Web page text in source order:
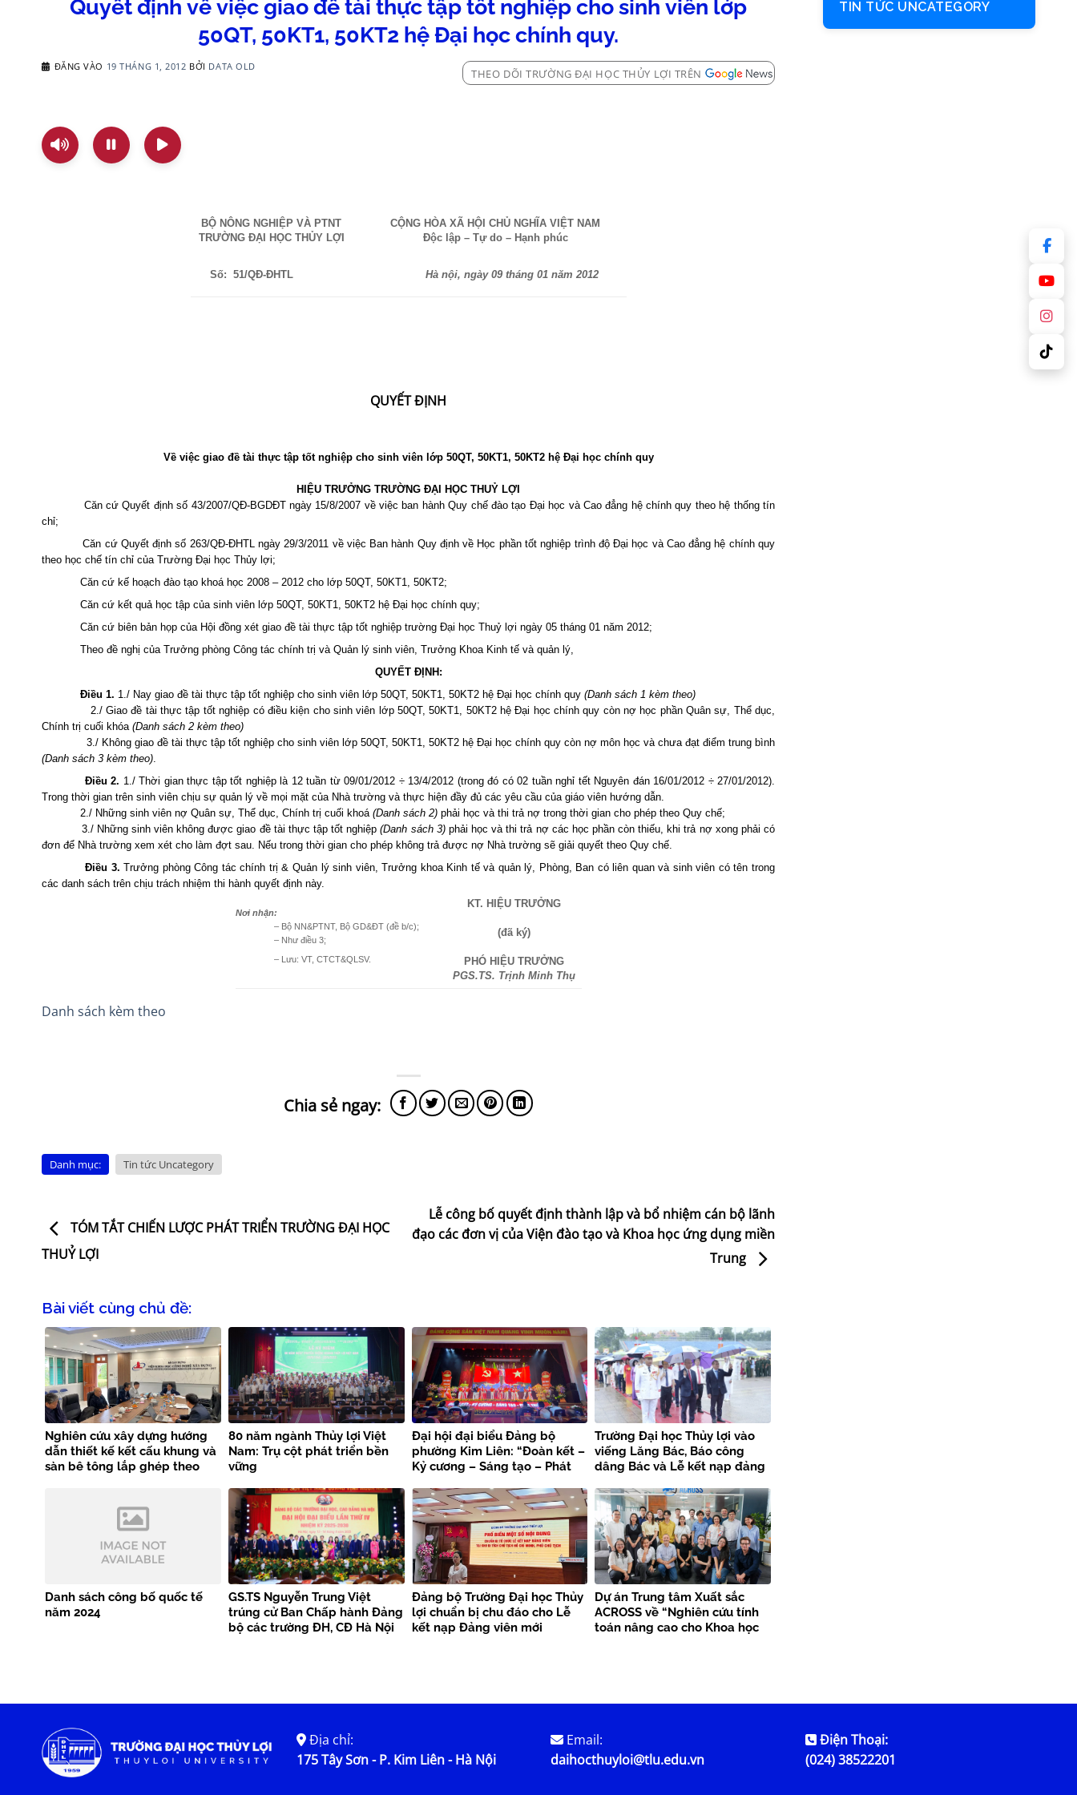
Quyết định về việc giao đề tài thực tập tốt nghiệp cho sinh viên lớp
50QT, 50KT1, 50KT2 hệ Đại học chính quy.
ĐĂNG VÀO 19 THÁNG 1, 2012 BỞI DATA OLD
THEO DÕI TRƯỜNG ĐẠI HỌC THỦY LỢI TRÊN
BỘ NÔNG NGHIỆP VÀ PTNT
TRƯỜNG ĐẠI HỌC THỦY LỢI
Số: 51/QĐ-ĐHTL
CỘNG HÒA XÃ HỘI CHỦ NGHĨA VIỆT NAM
Độc lập – Tự do – Hạnh phúc
Hà nội, ngày 09 tháng 01 năm 2012
QUYẾT ĐỊNH
Về việc giao đề tài thực tập tốt nghiệp cho sinh viên lớp 50QT, 50KT1, 50KT2 hệ Đại học chính quy
HIỆU TRƯỞNG TRƯỜNG ĐẠI HỌC THUỶ LỢI
Căn cứ Quyết định số 43/2007/QĐ-BGDĐT ngày 15/8/2007 về việc ban hành Quy chế đào tạo Đại học và Cao đẳng hệ chính quy theo hệ thống tín
chỉ;
Căn cứ Quyết định số 263/QĐ-ĐHTL ngày 29/3/2011 về việc Ban hành Quy định về Học phần tốt nghiệp trình độ Đại học và Cao đẳng hệ chính quy
theo học chế tín chỉ của Trường Đại học Thủy lợi;
Căn cứ kế hoạch đào tạo khoá học 2008 – 2012 cho lớp 50QT, 50KT1, 50KT2;
Căn cứ kết quả học tập của sinh viên lớp 50QT, 50KT1, 50KT2 hệ Đại học chính quy;
Căn cứ biên bản họp của Hội đồng xét giao đề tài thực tập tốt nghiệp trường Đại học Thuỷ lợi ngày 05 tháng 01 năm 2012;
Theo đề nghị của Trưởng phòng Công tác chính trị và Quản lý sinh viên, Trưởng Khoa Kinh tế và quản lý,
QUYẾT ĐỊNH:
Điều 1. 1./ Nay giao đề tài thực tập tốt nghiệp cho sinh viên lớp 50QT, 50KT1, 50KT2 hệ Đại học chính quy (Danh sách 1 kèm theo)
2./ Giao đề tài thực tập tốt nghiệp có điều kiện cho sinh viên lớp 50QT, 50KT1, 50KT2 hệ Đại học chính quy còn nợ học phần Quân sự, Thể dục,
Chính trị cuối khóa (Danh sách 2 kèm theo)
3./ Không giao đề tài thực tập tốt nghiệp cho sinh viên lớp 50QT, 50KT1, 50KT2 hệ Đại học chính quy còn nợ môn học và chưa đạt điểm trung bình
(Danh sách 3 kèm theo)
Điều 2. 1./ Thời gian thực tập tốt nghiệp là 12 tuần từ 09/01/2012 ÷ 13/4/2012 (trong đó có 02 tuần nghỉ tết Nguyên đán 16/01/2012 ÷ 27/01/2012).
Trong thời gian trên sinh viên chịu sự quản lý về mọi mặt của Nhà trường và thực hiện đầy đủ các yêu cầu của giáo viên hướng dẫn.
2./ Những sinh viên nợ Quân sự, Thể dục, Chính trị cuối khoá (Danh sách 2) phải học và thi trả nợ trong thời gian cho phép theo Quy chế;
3./ Những sinh viên không được giao đề tài thực tập tốt nghiệp(Danh sách 3)phải học và thi trả nợ các học phần còn thiếu, khi trả nợ xong phải có
đơn để Nhà trường xem xét cho làm đợt sau. Nếu trong thời gian cho phép không trả được nợ Nhà trường sẽ giải quyết theo Quy chế.
Điều 3. Trưởng phòng Công tác chính trị & Quản lý sinh viên, Trưởng khoa Kinh tế và quản lý, Phòng, Ban có liên quan và sinh viên có tên trong
các danh sách trên chịu trách nhiệm thi hành quyết định này.
Nơi nhận:
– Bộ NN&PTNT, Bộ GD&ĐT (đề b/c);
– Như điều 3;
– Lưu: VT, CTCT&QLSV.
KT. HIỆU TRƯỞNG
(đã ký)
PHÓ HIỆU TRƯỞNG
PGS.TS. Trịnh Minh Thụ
Danh sách kèm theo
Danh mục: Tin tức Uncategory
TÓM TẮT CHIẾN LƯỢC PHÁT TRIỂN TRƯỜNG ĐẠI HỌC
THUỶ LỢI
Lễ công bố quyết định thành lập và bổ nhiệm cán bộ lãnh
đạo các đơn vị của Viện đào tạo và Khoa học ứng dụng miền
Trung
Bài viết cùng chủ đề:
Nghiên cứu xây dựng hướng
dẫn thiết kế kết cấu khung và
sàn bê tông lắp ghép theo
80 năm ngành Thủy lợi Việt
Nam: Trụ cột phát triển bền
vững
Đại hội đại biểu Đảng bộ
phường Kim Liên: “Đoàn kết –
Kỷ cương – Sáng tạo – Phát
Trường Đại học Thủy lợi vào
viếng Lăng Bác, Báo công
dâng Bác và Lễ kết nạp đảng
kiện trọng đại
Danh sách công bố quốc tế
năm 2024
GS.TS Nguyễn Trung Việt
trúng cử Ban Chấp hành Đảng
bộ các trường ĐH, CĐ Hà Nội
Đảng bộ Trường Đại học Thủy
lợi chuẩn bị chu đáo cho Lễ
kết nạp Đảng viên mới
Dự án Trung tâm Xuất sắc
ACROSS về “Nghiên cứu tính
toán nâng cao cho Khoa học
TIN TỨC UNCATEGORY
Địa chỉ:
175 Tây Sơn - P. Kim Liên - Hà Nội
Email:
daihocthuyloi@tlu.edu.vn
Điện Thoại:
(024) 38522201